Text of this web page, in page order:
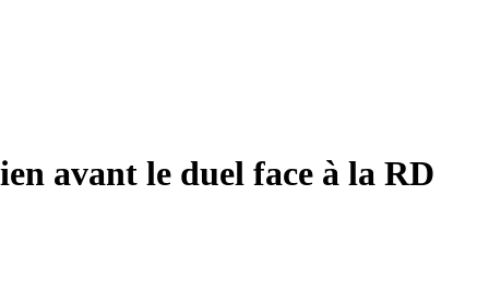
avant le duel face à la RD